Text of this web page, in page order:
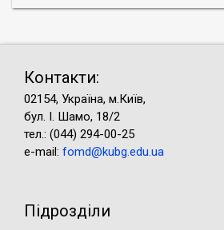
Контакти:
02154, Україна, м.Київ,
бул. І. Шамо, 18/2
тел.: (044) 294-00-25
e-mail: fomd@kubg.edu.ua
Підрозділи